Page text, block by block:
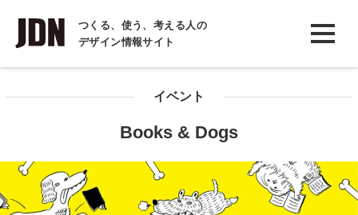
つくる、使う、考える人の
デザイン情報サイト
INTERVIEW
インタビュー
コラム
イベント
Books & Dogs